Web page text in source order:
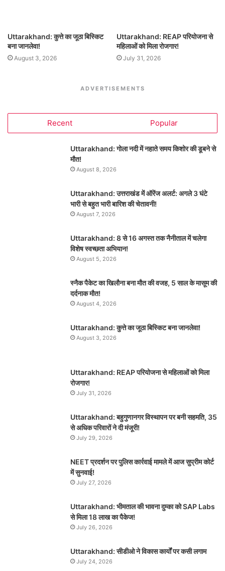
Uttarakhand: कुत्ते का जूठा बिस्किट
बना जानलेवा!
August 3, 2026
Uttarakhand: REAP परियोजना से
महिलाओं को मिला रोजगार!
July 31, 2026
ADVERTISEMENTS
Recent Popular
Uttarakhand: गोला नदी में नहाते समय किशोर की डूबने से
मौत!
August 8, 2026
Uttarakhand: उत्तराखंड में ऑरेंज अलर्ट: अगले 3 घंटे
भारी से बहुत भारी बारिश की चेतावनी!
August 7, 2026
Uttarakhand: 8 से 16 अगस्त तक नैनीताल में चलेगा
विशेष स्वच्छता अभियान!
August 5, 2026
स्नैक पैकेट का खिलौना बना मौत की वजह, 5 साल के मासूम की
दर्दनाक मौत!
August 4, 2026
Uttarakhand: कुत्ते का जूठा बिस्किट बना जानलेवा!
August 3, 2026
Uttarakhand: REAP परियोजना से महिलाओं को मिला
रोजगार!
July 31, 2026
Uttarakhand: बहुगुणानगर विस्थापन पर बनी सहमति, 35
से अधिक परिवारों ने दी मंजूरी!
July 29, 2026
NEET प्रदर्शन पर पुलिस कार्रवाई मामले में आज सुप्रीम कोर्ट
में सुनवाई!
July 27, 2026
Uttarakhand: भीमताल की भावना दुम्का को SAP Labs
से मिला 18 लाख का पैकेज!
July 26, 2026
Uttarakhand: सीडीओ ने विकास कार्यों पर कसी लगाम
July 24, 2026